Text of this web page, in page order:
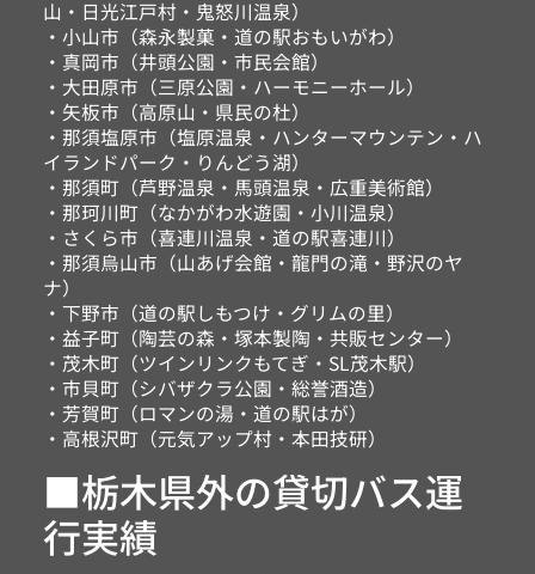
山・日光江戸村・鬼怒川温泉）
・小山市（森永製菓・道の駅おもいがわ）
・真岡市（井頭公園・市民会館）
・大田原市（三原公園・ハーモニーホール）
・矢板市（高原山・県民の杜）
・那須塩原市（塩原温泉・ハンターマウンテン・ハ
イランドパーク・りんどう湖）
・那須町（芦野温泉・馬頭温泉・広重美術館）
・那珂川町（なかがわ水遊園・小川温泉）
・さくら市（喜連川温泉・道の駅喜連川）
・那須烏山市（山あげ会館・龍門の滝・野沢のヤ
ナ）
・下野市（道の駅しもつけ・グリムの里）
・益子町（陶芸の森・塚本製陶・共販センター）
・茂木町（ツインリンクもてぎ・SL茂木駅）
・市貝町（シバザクラ公園・総誉酒造）
・芳賀町（ロマンの湯・道の駅はが）
・高根沢町（元気アップ村・本田技研）
■栃木県外の貸切バス運
行実績